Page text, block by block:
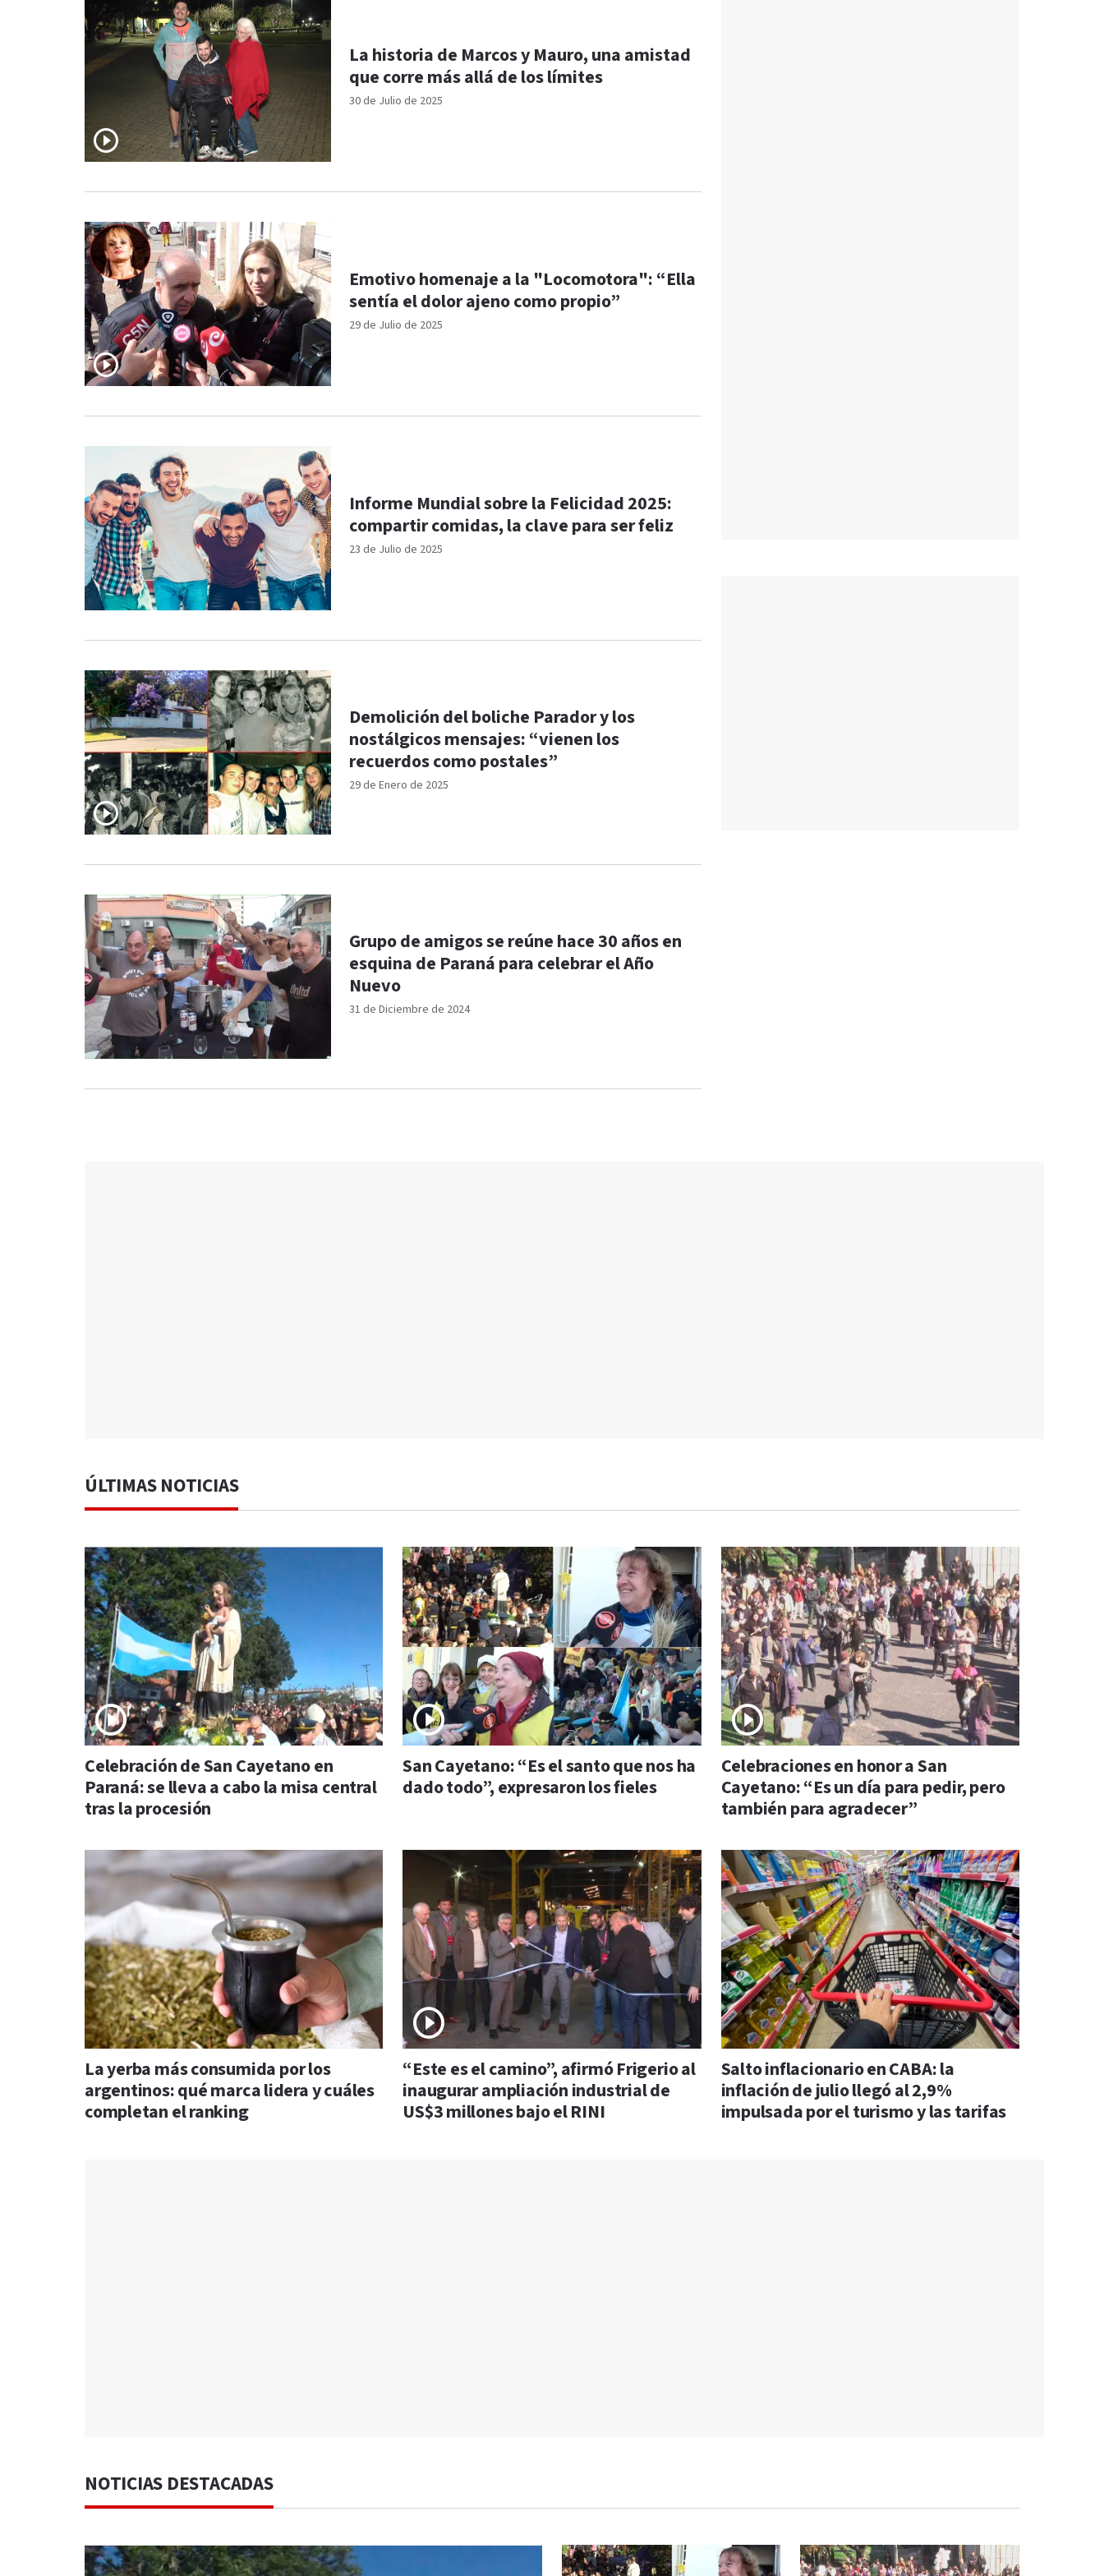
30 de Julio de 2025
La historia de Marcos y Mauro, una amistad
que corre más allá de los límites
29 de Julio de 2025
Emotivo homenaje a la "Locomotora": “Ella
sentía el dolor ajeno como propio”
23 de Julio de 2025
Informe Mundial sobre la Felicidad 2025:
compartir comidas, la clave para ser feliz
29 de Enero de 2025
Demolición del boliche Parador y los
nostálgicos mensajes: “vienen los
recuerdos como postales”
31 de Diciembre de 2024
Grupo de amigos se reúne hace 30 años en
esquina de Paraná para celebrar el Año
Nuevo
ÚLTIMAS NOTICIAS
Celebración de San Cayetano en
Paraná: se lleva a cabo la misa central
tras la procesión
San Cayetano: “Es el santo que nos ha
dado todo”, expresaron los fieles
Celebraciones en honor a San
Cayetano: “Es un día para pedir, pero
también para agradecer”
La yerba más consumida por los
argentinos: qué marca lidera y cuáles
completan el ranking
“Este es el camino”, afirmó Frigerio al
inaugurar ampliación industrial de
US$3 millones bajo el RINI
Salto inflacionario en CABA: la
inflación de julio llegó al 2,9%
impulsada por el turismo y las tarifas
NOTICIAS DESTACADAS